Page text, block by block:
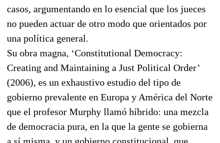
casos, argumentando en lo esencial que los jueces
no pueden actuar de otro modo que orientados por
una política general.
Su obra magna, ‘Constitutional Democracy:
Creating and Maintaining a Just Political Order’
(2006), es un exhaustivo estudio del tipo de
gobierno prevalente en Europa y América del Norte
que el profesor Murphy llamó híbrido: una mezcla
de democracia pura, en la que la gente se gobierna